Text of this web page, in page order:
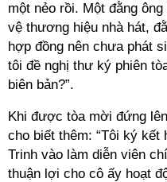
một nẻo rồi. Một đằng
vệ thương hiệu nhà hát,
hợp đồng nên chưa phát
tôi đề nghị thư ký phiên
biên bản?”.
Khi được tòa mời đứng
cho biết thêm: “Tôi ký kết
Trinh vào làm diễn viên
thuận lợi cho cô ấy hoạt